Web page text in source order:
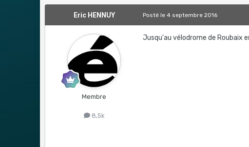
Eric HENNUY
Membre
8,5k
Postéle 4 septembre 2016
Jusqu'au vélodrome de Roubaix